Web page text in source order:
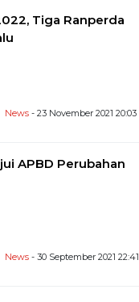
Tiga Ranperda
News - 23 November 2021 20:03
APBD Perubahan
News - 30 September 2021 22:41